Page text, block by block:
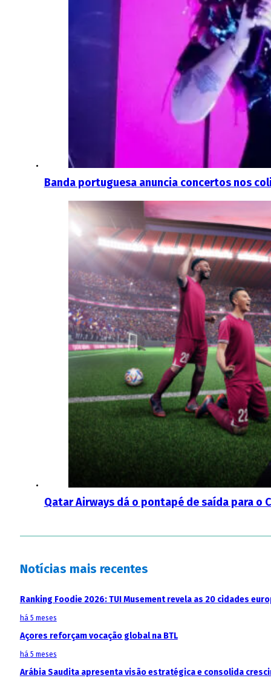
Banda portuguesa anuncia concertos nos
Qatar Airways dá o pontapé de saída para o
Notícias mais recentes
Ranking Foodie 2026: TUI Musement revela as 20 cidades
há 5 meses
Açores reforçam vocação global na BTL
há 5 meses
Arábia Saudita apresenta visão estratégica e consolida